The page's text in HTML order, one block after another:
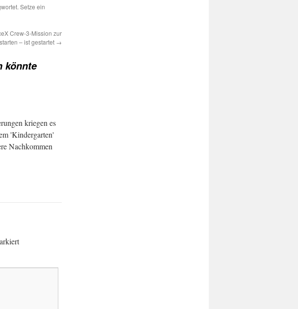
Setze ein
Crew-3-Mission zur
– ist gestartet →
könnte
kriegen es
'Kindergarten'
Nachkommen